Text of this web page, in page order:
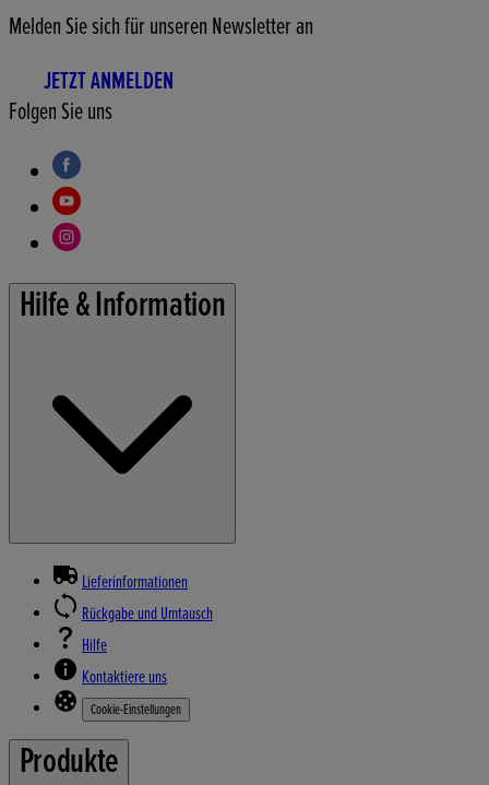
Melden Sie sich für unseren Newsletter an
JETZT ANMELDEN
Folgen Sie uns
Hilfe & Information
Lieferinformationen
Rückgabe und Umtausch
Hilfe
Kontaktiere uns
Cookie-Einstellungen
Produkte